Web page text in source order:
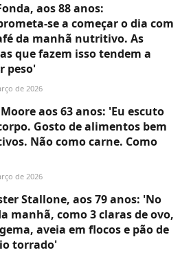
aos 88 anos:
se a começar o dia com
da manhã nutritivo. As
que fazem isso tendem a
peso'
de 2026
aos 63 anos: 'Eu escuto
Gosto de alimentos bem
Não como carne. Como
de 2026
Stallone, aos 79 anos: 'No
manhã, como 3 claras de ovo,
aveia em flocos e pão de
torrado'